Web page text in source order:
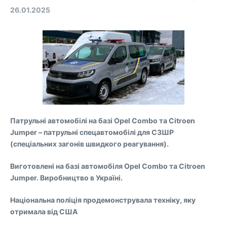
26.01.2025
Патрульні автомобілі на базі Opel Combo та Citroen
Jumper – патрульні спецавтомобілі для СЗШР
(спеціальних загонів швидкого реагування).
Виготовлені на базі автомобіля Opel Combo та Citroen
Jumper. Виробництво в Україні.
Національна поліція продемонструвала техніку, яку
отримала від США